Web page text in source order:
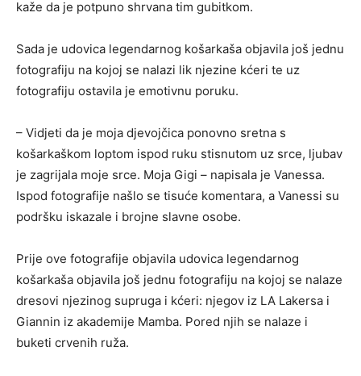
kaže da je potpuno shrvana tim gubitkom.
Sada je udovica legendarnog košarkaša objavila još jednu
fotografiju na kojoj se nalazi lik njezine kćeri te uz
fotografiju ostavila je emotivnu poruku.
– Vidjeti da je moja djevojčica ponovno sretna s
košarkaškom loptom ispod ruku stisnutom uz srce, ljubav
je zagrijala moje srce. Moja Gigi – napisala je Vanessa.
Ispod fotografije našlo se tisuće komentara, a Vanessi su
podršku iskazale i brojne slavne osobe.
Prije ove fotografije objavila udovica legendarnog
košarkaša objavila još jednu fotografiju na kojoj se nalaze
dresovi njezinog supruga i kćeri: njegov iz LA Lakersa i
Giannin iz akademije Mamba. Pored njih se nalaze i
buketi crvenih ruža.